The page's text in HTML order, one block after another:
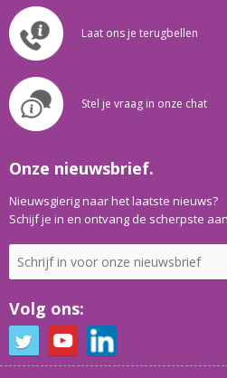
Laat ons je terugbellen
Stel je vraag in onze chat
Onze nieuwsbrief.
Nieuwsgierig naar het laatste nieuws?
Schijf je in en ontvang de scherpste
Volg ons: